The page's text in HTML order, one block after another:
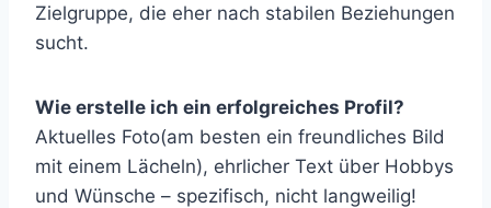
Zielgruppe, die eher nach stabilen Beziehungen
sucht.
Wie erstelle ich ein erfolgreiches Profil?
Aktuelles Foto(am besten ein freundliches Bild
mit einem Lächeln), ehrlicher Text über Hobbys
und Wünsche – spezifisch, nicht langweilig!